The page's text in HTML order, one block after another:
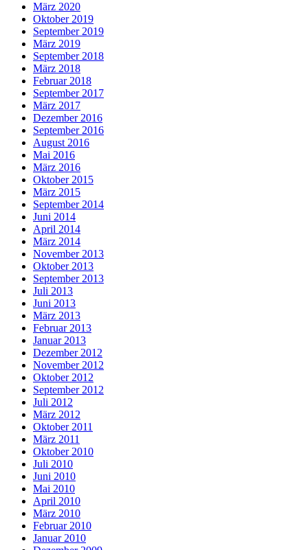
März 2020
Oktober 2019
September 2019
März 2019
September 2018
März 2018
Februar 2018
September 2017
März 2017
Dezember 2016
September 2016
August 2016
Mai 2016
März 2016
Oktober 2015
März 2015
September 2014
Juni 2014
April 2014
März 2014
November 2013
Oktober 2013
September 2013
Juli 2013
Juni 2013
März 2013
Februar 2013
Januar 2013
Dezember 2012
November 2012
Oktober 2012
September 2012
Juli 2012
März 2012
Oktober 2011
März 2011
Oktober 2010
Juli 2010
Juni 2010
Mai 2010
April 2010
März 2010
Februar 2010
Januar 2010